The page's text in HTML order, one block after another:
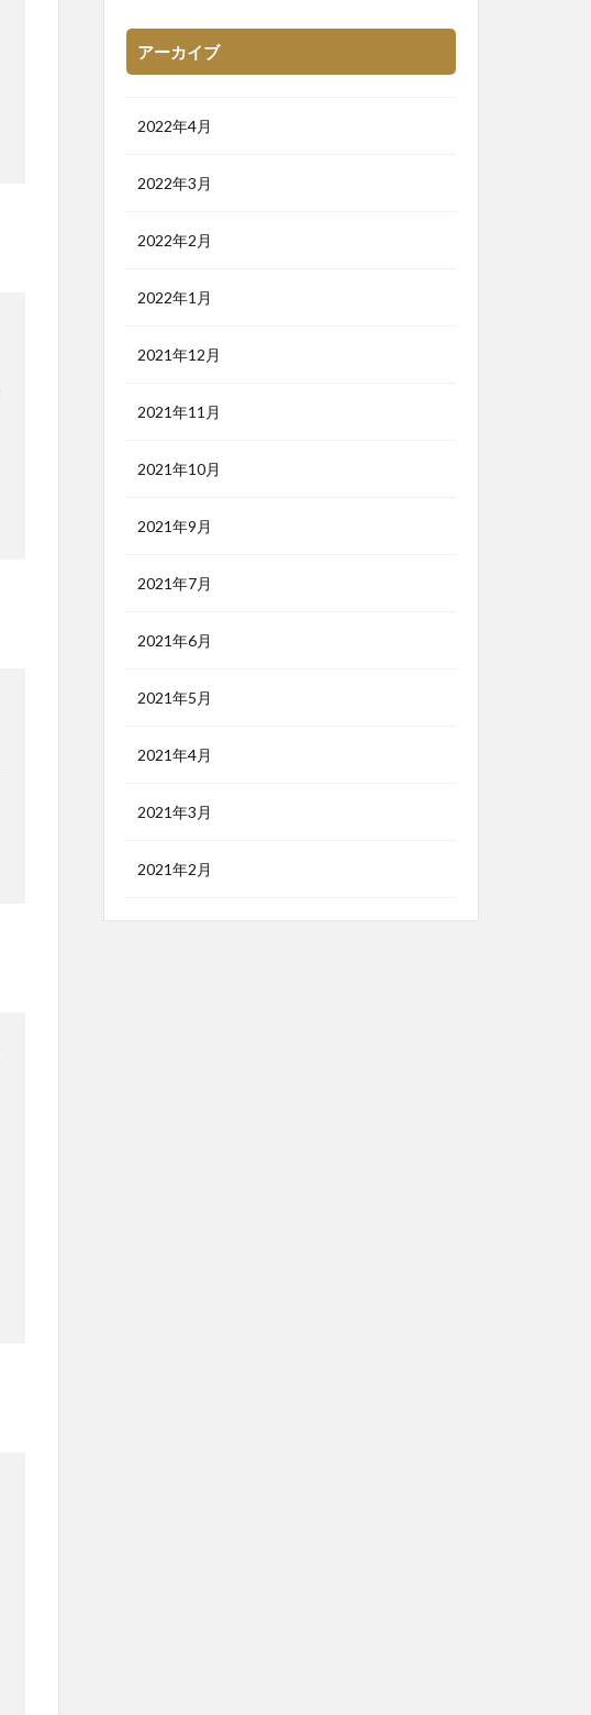
アーカイブ
2022年4月
2022年3月
2022年2月
2022年1月
2021年12月
2021年11月
2021年10月
2021年9月
2021年7月
2021年6月
2021年5月
2021年4月
2021年3月
2021年2月